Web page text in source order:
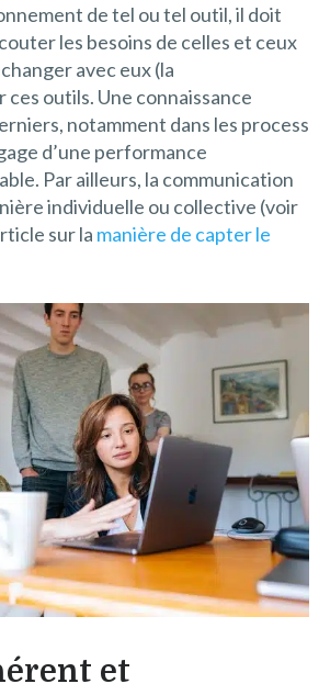
de tel ou tel outil, il doit
les besoins de celles et ceux
avec eux (la
outils. Une connaissance
notamment dans les process
d’une performance
Par ailleurs, la communication
individuelle ou collective (voir
sur la manière de capter le
et